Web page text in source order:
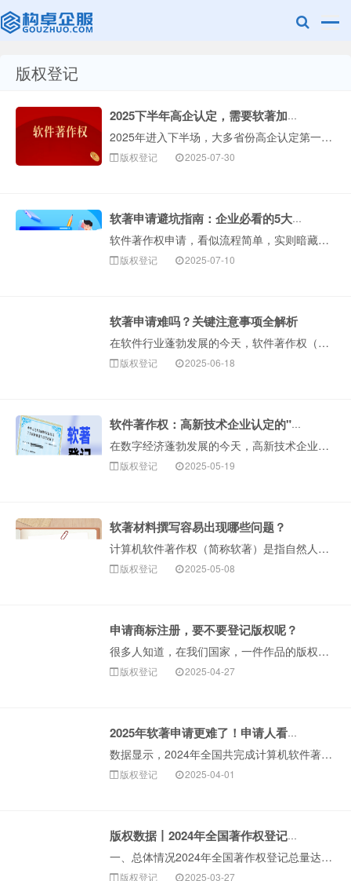
版权登记
2025下半年高企认定，需要软著加分的看过来！
2025年进入下半场，大多省份高企认定第一批申报已经截止，进入第二批或第三批申报阶段！要申报高企认定的企业，建议提前准备好材料。高企认定对企业的自主知···
版权登记 2025-07-30
软著申请避坑指南：企业必看的5大常见错误
软件著作权申请，看似流程简单，实则暗藏细节陷阱。根据构卓企服多年服务经验，超过95%的首次申请者都曾因疏忽导致驳回或延误，甚至影响项目申报和高新企业认···
版权登记 2025-07-10
软著申请难吗？关键注意事项全解析
在软件行业蓬勃发展的今天，软件著作权（简称“软著”）作为软件开发者重要的“知识产权身份证”，其重要性日···
版权登记 2025-06-18
软件著作权：高新技术企业认定的"加速器"
在数字经济蓬勃发展的今天，高新技术企业（以下简称"高企"）认定已成为科技型企业提升品牌价值、享受政策红利的重要途径。而计算机软件著作权（简称"软著"）···
版权登记 2025-05-19
软著材料撰写容易出现哪些问题？
计算机软件著作权（简称软著）是指自然人、法人或者其他组织对计算机软件作品享有的财产权利和精神权利的总称。为促进我国软件产业发展，增强我国信息产业的创新···
版权登记 2025-05-08
申请商标注册，要不要登记版权呢？
很多人知道，在我们国家，一件作品的版权自作品创作完成之日起便自动产生。而办理版权登记，则要花费几百元的费用。很多人会觉得，既然自动生成版权，为什么还要···
版权登记 2025-04-27
2025年软著申请更难了！申请人看过来！
数据显示，2024年全国共完成计算机软件著作权登记2827213件，同比增长13.31%，整体呈现快速增长趋势！越来越多人认识到软著的重要性，不仅可以···
版权登记 2025-04-01
版权数据丨2024年全国著作权登记总量超1063万件
一、总体情况2024年全国著作权登记总量达10630610件，同比增长19.13%。二、作品著作权登记情况根据各省、自治区、直辖市版权局和中国版权保护···
版权登记 2025-03-27